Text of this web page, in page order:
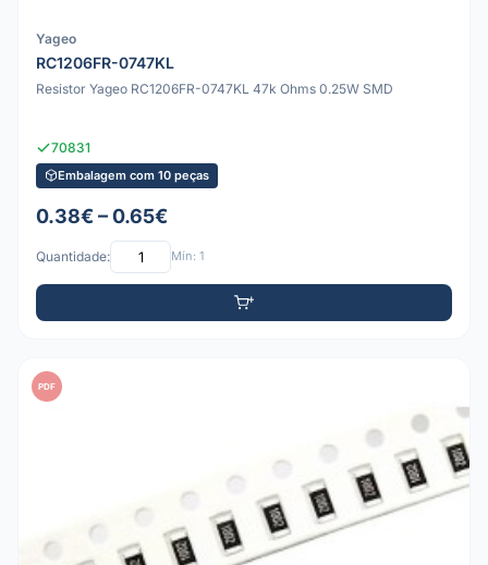
Yageo
RC1206FR-0747KL
Resistor Yageo RC1206FR-0747KL 47k Ohms 0.25W SMD
70831
Embalagem com 10 peças
0.38€ – 0.65€
Quantidade: Mín: 1
PDF